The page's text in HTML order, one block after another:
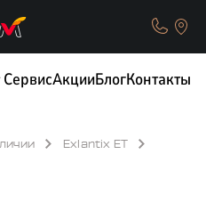
СервисАкцииБлогКонтакты
Exlantix ET